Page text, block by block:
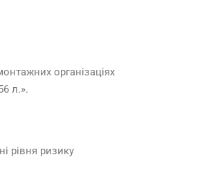
організаціях
л.».
рівня ризику